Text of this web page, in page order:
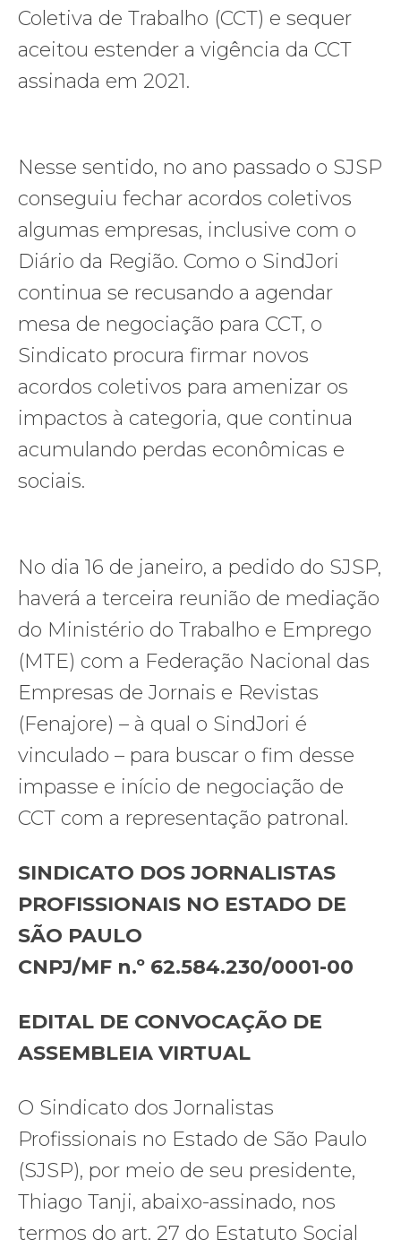
Coletiva de Trabalho (CCT) e sequer
aceitou estender a vigência da CCT
assinada em 2021.
Nesse sentido, no ano passado o SJSP
conseguiu fechar acordos coletivos
algumas empresas, inclusive com o
Diário da Região. Como o SindJori
continua se recusando a agendar
mesa de negociação para CCT, o
Sindicato procura firmar novos
acordos coletivos para amenizar os
impactos à categoria, que continua
acumulando perdas econômicas e
sociais.
No dia 16 de janeiro, a pedido do SJSP,
haverá a terceira reunião de mediação
do Ministério do Trabalho e Emprego
(MTE) com a Federação Nacional das
Empresas de Jornais e Revistas
(Fenajore) – à qual o SindJori é
vinculado – para buscar o fim desse
impasse e início de negociação de
CCT com a representação patronal.
SINDICATO DOS JORNALISTAS
PROFISSIONAIS NO ESTADO DE
SÃO PAULO
CNPJ/MF n.º 62.584.230/0001-00
EDITAL DE CONVOCAÇÃO DE
ASSEMBLEIA VIRTUAL
O Sindicato dos Jornalistas
Profissionais no Estado de São Paulo
(SJSP), por meio de seu presidente,
Thiago Tanji, abaixo-assinado, nos
termos do art. 27 do Estatuto Social